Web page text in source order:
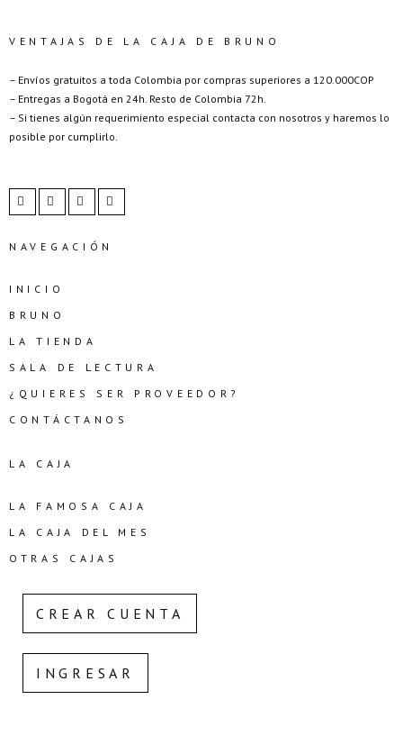
VENTAJAS DE LA CAJA DE BRUNO
– Envíos gratuitos a toda Colombia por compras superiores a 120.000COP
– Entregas a Bogotá en 24h. Resto de Colombia 72h.
– Si tienes algún requerimiento especial contacta con nosotros y haremos lo
posible por cumplirlo.
NAVEGACIÓN
INICIO
BRUNO
LA TIENDA
SALA DE LECTURA
¿QUIERES SER PROVEEDOR?
CONTÁCTANOS
LA CAJA
LA FAMOSA CAJA
LA CAJA DEL MES
OTRAS CAJAS
CREAR CUENTA
INGRESAR